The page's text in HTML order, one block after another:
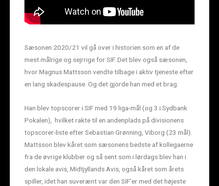
Sæsonen 2020/21 vil gå over i historien som en af de
mest målrige og sejrrige for SIF. Det blev også sæsonen,
hvor Magnus Mattsson vendte tilbage i aktiv tjeneste efter
en lang skadespause. Og det gjorde han med et brag.
Han blev topscorer i SIF med 19 liga-mål (og 3 i Sydbank
Pokalen), hvilket rakte til en andenplads på divisionens
topscorer-liste efter Sebastian Grønning, Viborg (23 mål).
Mattsson blev kåret som sæsonens bedste af kollegaerne
fra de øvrige klubber og så sent som i lørdags blev han i
den lokale avis, Midtjyllands Avis, også kåret som årets
spiller, idet han suverænt var den SIF’er med det højeste